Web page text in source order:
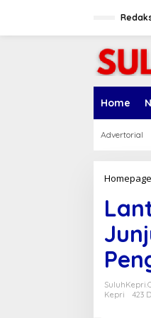
Home
Advertorial
Homepage
Kepri
423